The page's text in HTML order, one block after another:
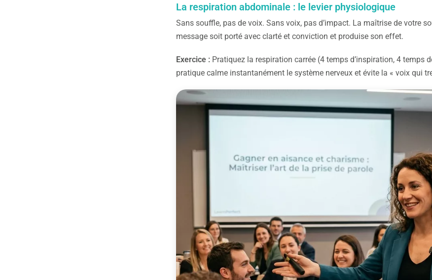
La respiration abdominale : le levier physiologique
Sans souffle, pas de voix. Sans voix, pas d’impact. La maîtrise de votre
message soit porté avec clarté et conviction et produise son effet.
Exercice : Pratiquez la respiration carrée (4 temps d’inspiration, 4 temps
pratique calme instantanément le système nerveux et évite la « voix qui